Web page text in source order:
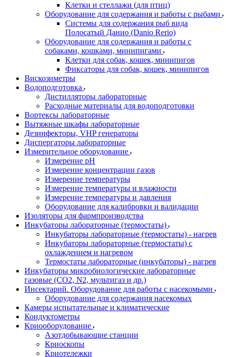
Клетки и стеллажи (для птиц)
Оборудование для содержания и работы с рыбами
Системы для содержания рыб вида
Полосатый Данио (Danio Rerio)
Оборудование для содержания и работы с
собаками, кошками, минипигами
Клетки для собак, кошек, минипигов
Фиксаторы для собак, кошек, минипигов
Вискозиметры
Водоподготовка
Дистилляторы лабораторные
Расходные материалы для водоподготовки
Вортексы лабораторные
Вытяжные шкафы лабораторные
Дезинфекторы, VHP генераторы
Диспергаторы лабораторные
Измерительное оборудование
Измерение pH
Измерение концентрации газов
Измерение температуры
Измерение температуры и влажности
Измерение температуры и давления
Оборудование для калибровки и валидации
Изоляторы для фармпроизводства
Инкубаторы лабораторные (термостаты)
Инкубаторы лабораторные (термостаты) - нагрев
Инкубаторы лабораторные (термостаты) с
охлаждением и нагревом
Термостаты лабораторные (инкубаторы) - нагрев
Инкубаторы микробиологические лабораторные
газовые (CO2, N2, мультигаз и др.)
Инсектарий. Оборудование для работы с насекомыми
Оборудование для содержания насекомых
Камеры испытательные и климатические
Кондуктометры
Криооборудование
Азотдобывающие станции
Криоскопы
Криотележки